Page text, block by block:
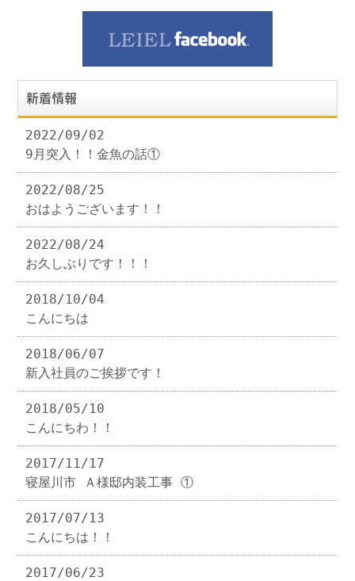
新着情報
2022/09/02
9月突入！！金魚の話①
2022/08/25
おはようございます！！
2022/08/24
お久しぶりです！！！
2018/10/04
こんにちは
2018/06/07
新入社員のご挨拶です！
2018/05/10
こんにちわ！！
2017/11/17
寝屋川市 Ａ様邸内装工事 ①
2017/07/13
こんにちは！！
2017/06/23